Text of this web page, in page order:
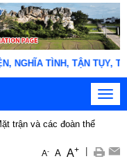
TẬN TỤY, TRÁCH
trận và các đoàn thể
A- A A+